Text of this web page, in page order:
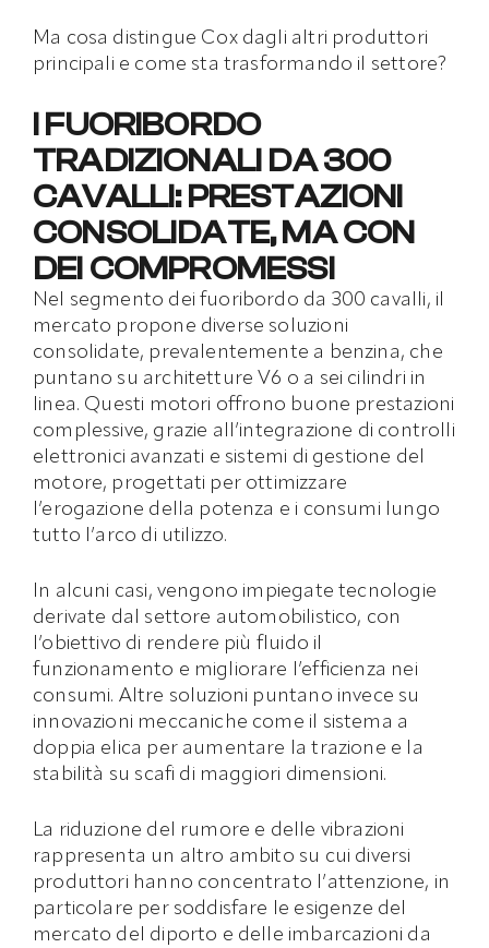
Ma cosa distingue Cox dagli altri produttori
principali e come sta trasformando il settore?
I FUORIBORDO
TRADIZIONALI DA 300
CAVALLI: PRESTAZIONI
CONSOLIDATE, MA CON
DEI COMPROMESSI
Nel segmento dei fuoribordo da 300 cavalli, il
mercato propone diverse soluzioni
consolidate, prevalentemente a benzina, che
puntano su architetture V6 o a sei cilindri in
linea. Questi motori offrono buone prestazioni
complessive, grazie all’integrazione di controlli
elettronici avanzati e sistemi di gestione del
motore, progettati per ottimizzare
l’erogazione della potenza e i consumi lungo
tutto l’arco di utilizzo.
In alcuni casi, vengono impiegate tecnologie
derivate dal settore automobilistico, con
l’obiettivo di rendere più fluido il
funzionamento e migliorare l’efficienza nei
consumi. Altre soluzioni puntano invece su
innovazioni meccaniche come il sistema a
doppia elica per aumentare la trazione e la
stabilità su scafi di maggiori dimensioni.
La riduzione del rumore e delle vibrazioni
rappresenta un altro ambito su cui diversi
produttori hanno concentrato l’attenzione, in
particolare per soddisfare le esigenze del
mercato del diporto e delle imbarcazioni da